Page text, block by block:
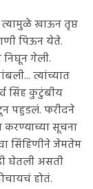
खाऊन तृप्त
पिऊन येते.
गेली.
त्यांच्यात
सिंह कुटुंबीय
पहुडलं. फरीदने
सूचना
सिंहिणीने जेमतेम
घेतली असती
होतं.